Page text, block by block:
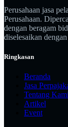
Perusahaan jasa
Perusahaan.
dengan beragam
diselesaikan
Ringkasan
Beranda
Jasa
Tentang Kami
Artikel
Event